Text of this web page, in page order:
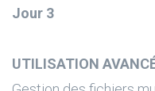
Jour 3
UTILISATION